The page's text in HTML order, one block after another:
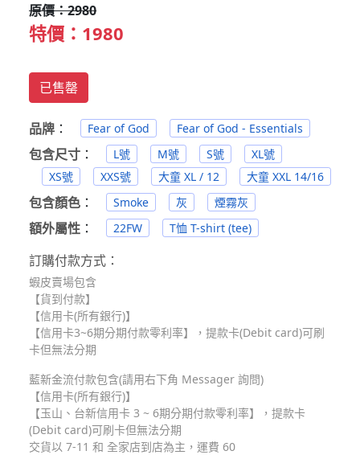
原價：2980
特價：1980
已售罄
品牌 ： Fear of God Fear of God - Essentials
包含尺寸 ： L號 M號 S號
XL號
XS號
XXS號 大童 XL / 12 大童 XXL 14/16
包含顏色 ： Smoke 灰 煙霧灰
額外屬性 ： 22FW T恤 T-shirt (tee)
訂購付款方式：
蝦皮賣場包含
【貨到付款】
【信用卡(所有銀行)】
【信用卡3~6期分期付款零利率】，提款卡(Debit card)可刷
卡但無法分期
藍新金流付款包含(請用右下角 Messager 詢問)
【信用卡(所有銀行)】
【玉山、台新信用卡 3 ~ 6期分期付款零利率】，提款卡
(Debit card)可刷卡但無法分期
交貨以 7-11 和 全家店到店為主，運費 60